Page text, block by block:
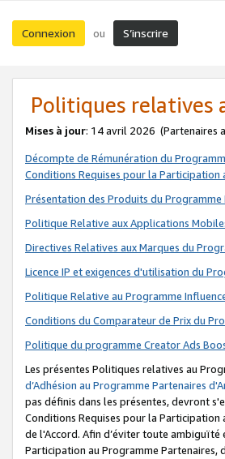
Connexion ou S’inscrire
Politiques relatives
Mises à jour: 14 avril 2026 (Partenaires
Décompte de Rémunération du
Conditions Requises pour la Participation
Présentation des Produits du Programme
Politique Relative aux Applications
Directives Relatives aux Marques du
Licence IP et exigences d'utilisation du
Politique Relative au Programme
Conditions du Comparateur de Prix du
Politique du programme Creator Ads
Les présentes Politiques relatives au
d’Adhésion au Programme Partenaires
pas définis dans les présentes, devront
Conditions Requises pour la Participation
de l'Accord. Afin d’éviter toute ambiguïté
Participation au Programme Partenaires,